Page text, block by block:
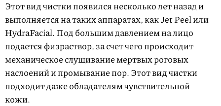
Этот вид чистки появился несколько лет назад и
выполняется на таких аппаратах, как Jet Peel или
HydraFacial. Под большим давлением на лицо
подается физраствор, за счет чего происходит
механическое слущивание мертвых роговых
наслоений и промывание пор. Этот вид чистки
подходит даже обладателям чувствительной
кожи.